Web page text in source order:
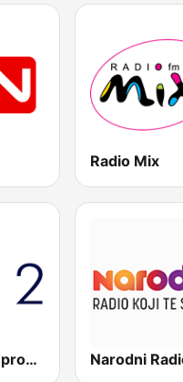
Radio Mix
HR2 - Drugi program Narodni